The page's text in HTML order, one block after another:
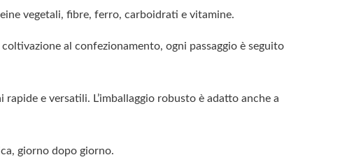
vegetali, fibre, ferro, carboidrati e vitamine.
al confezionamento, ogni passaggio è seguito
e versatili. L’imballaggio robusto è adatto anche a
giorno dopo giorno.